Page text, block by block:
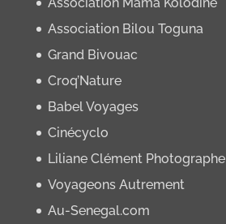
Association Mama Kolodine
Association Bilou Toguna
Grand Bivouac
Croq’Nature
Babel Voyages
Cinécyclo
Liliane Clément Photographe
Voyageons Autrement
Au-Senegal.com